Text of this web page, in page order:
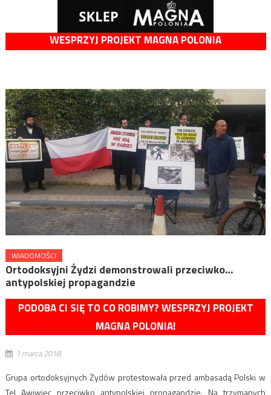
WESPRZYJ PROJEKT MAGNA POLONIA
WIADOMOŚCI
Ortodoksyjni Żydzi demonstrowali przeciwko…
antypolskiej propagandzie
PODOBA CI SIĘ TO CO ROBIMY? WESPRZYJ PROJEKT
MAGNA POLONIA!
1 marca 2018
Grupa ortodoksyjnych Żydów protestowała przed ambasadą Polski w
Tel Awiwiec przeciwko antypolskiej propagandzie. Na trzymanych